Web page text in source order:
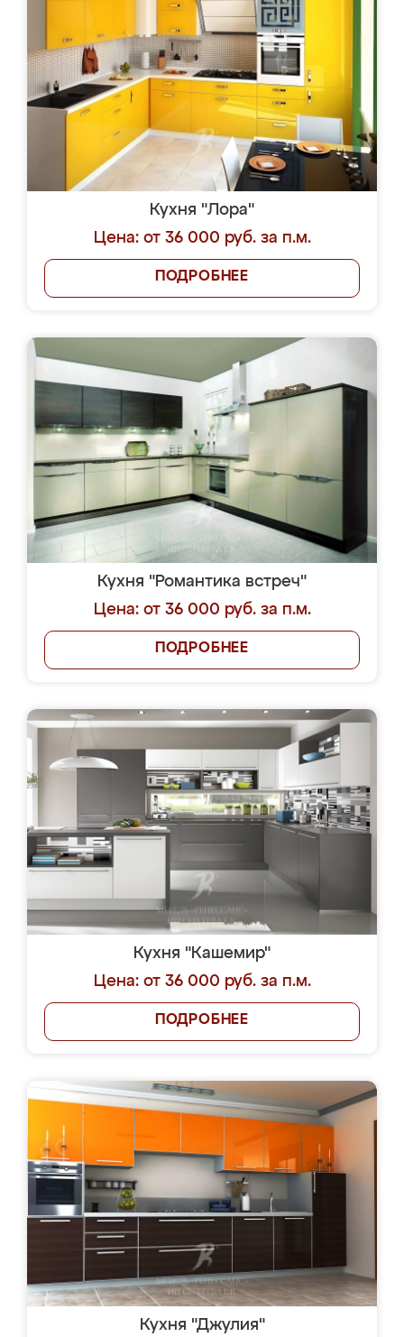
Кухня "Лора"
Цена: от 36 000 руб. за п.м.
ПОДРОБНЕЕ
Кухня "Романтика встреч"
Цена: от 36 000 руб. за п.м.
ПОДРОБНЕЕ
Кухня "Кашемир"
Цена: от 36 000 руб. за п.м.
ПОДРОБНЕЕ
Кухня "Джулия"